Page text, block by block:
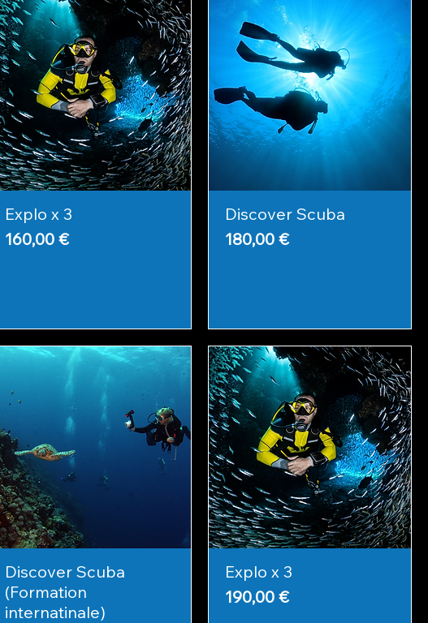
Explo x 3
Prix
160,00 €
Discover Scuba
Prix
180,00 €
Discover Scuba
(Formation
internatinale)
Explo x 3
Prix
190,00 €